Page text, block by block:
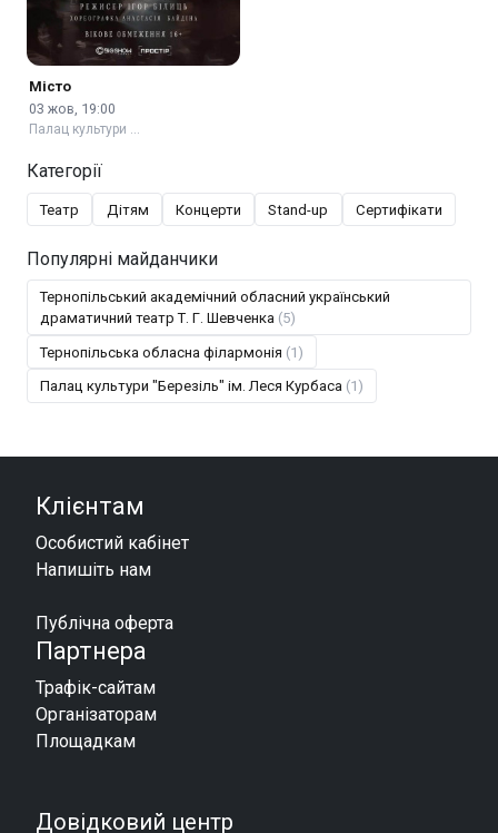
Місто
03 жов, 19:00
Палац культури …
Категорії
Театр Дітям Концерти Stand-up Сертифікати
Популярні майданчики
Тернопільський академічний обласний український
драматичний театр Т. Г. Шевченка (5)
Тернопільська обласна філармонія (1)
Палац культури "Березіль" ім. Леся Курбаса (1)
Клієнтам
Особистий кабінет
Напишіть нам
Публічна оферта
Партнера
Трафік-сайтам
Організаторам
Площадкам
Довідковий центр